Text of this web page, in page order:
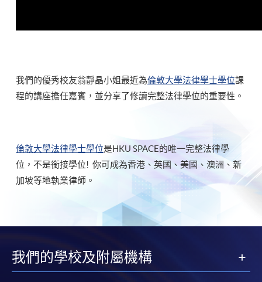
我們的優秀校友翁靜晶小姐最近為倫敦大學法律學士學位課
程的講座擔任嘉賓，並分享了修讀完整法律學位的重要性。
倫敦大學法律學士學位是HKU SPACE的唯一完整法律學
位，不是銜接學位! 你可成為香港、英國、美國、澳洲、新
加坡等地執業律師。
我們的學校及附屬機構